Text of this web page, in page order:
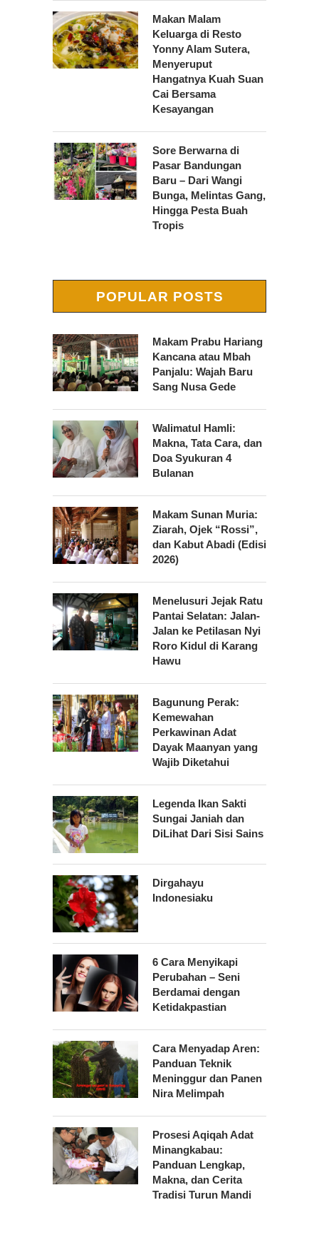
Makan Malam
Keluarga di Resto
Yonny Alam Sutera,
Menyeruput
Hangatnya Kuah Suan
Cai Bersama
Kesayangan
Sore Berwarna di
Pasar Bandungan
Baru – Dari Wangi
Bunga, Melintas Gang,
Hingga Pesta Buah
Tropis
POPULAR POSTS
Makam Prabu Hariang
Kancana atau Mbah
Panjalu: Wajah Baru
Sang Nusa Gede
Walimatul Hamli:
Makna, Tata Cara, dan
Doa Syukuran 4
Bulanan
Makam Sunan Muria:
Ziarah, Ojek “Rossi”,
dan Kabut Abadi (Edisi
2026)
Menelusuri Jejak Ratu
Pantai Selatan: Jalan-
Jalan ke Petilasan Nyi
Roro Kidul di Karang
Hawu
Bagunung Perak:
Kemewahan
Perkawinan Adat
Dayak Maanyan yang
Wajib Diketahui
Legenda Ikan Sakti
Sungai Janiah dan
DiLihat Dari Sisi Sains
Dirgahayu
Indonesiaku
6 Cara Menyikapi
Perubahan – Seni
Berdamai dengan
Ketidakpastian
Cara Menyadap Aren:
Panduan Teknik
Meninggur dan Panen
Nira Melimpah
Prosesi Aqiqah Adat
Minangkabau:
Panduan Lengkap,
Makna, dan Cerita
Tradisi Turun Mandi